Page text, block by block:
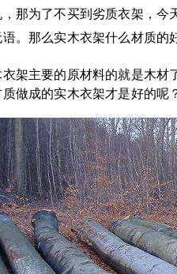
那为了不买到劣质衣架，
。那么实木衣架什么材质的
架主要的原材料的就是木材
做成的实木衣架才是好的呢